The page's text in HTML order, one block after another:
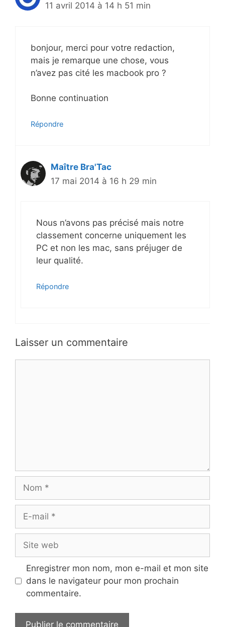
11 avril 2014 à 14 h 51 min
bonjour, merci pour votre redaction,
mais je remarque une chose, vous
n’avez pas cité les macbook pro ?
Bonne continuation
Répondre
Maître Bra'Tac
17 mai 2014 à 16 h 29 min
Nous n’avons pas précisé mais notre
classement concerne uniquement les
PC et non les mac, sans préjuger de
leur qualité.
Répondre
Laisser un commentaire
Nom
Site
web
Enregistrer mon nom, mon e-mail et mon site
dans le navigateur pour mon prochain
commentaire.